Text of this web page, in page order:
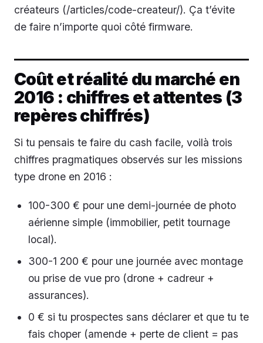
créateurs (/articles/code-createur/). Ça t’évite
de faire n’importe quoi côté firmware.
Coût et réalité du marché en
2016 : chiffres et attentes (3
repères chiffrés)
Si tu pensais te faire du cash facile, voilà trois
chiffres pragmatiques observés sur les missions
type drone en 2016 :
100-300 € pour une demi-journée de photo
aérienne simple (immobilier, petit tournage
local).
300-1 200 € pour une journée avec montage
ou prise de vue pro (drone + cadreur +
assurances).
0 € si tu prospectes sans déclarer et que tu te
fais choper (amende + perte de client = pas